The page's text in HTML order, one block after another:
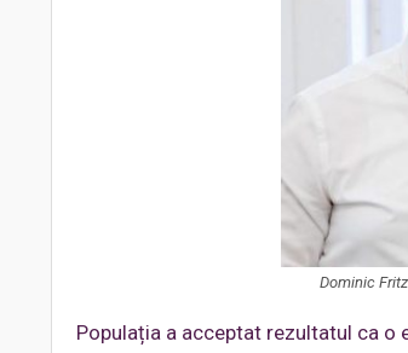
Dominic
Populația a acceptat rezultatul ca o